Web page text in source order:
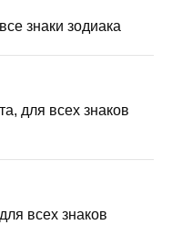
знаки зодиака
для всех знаков
всех знаков